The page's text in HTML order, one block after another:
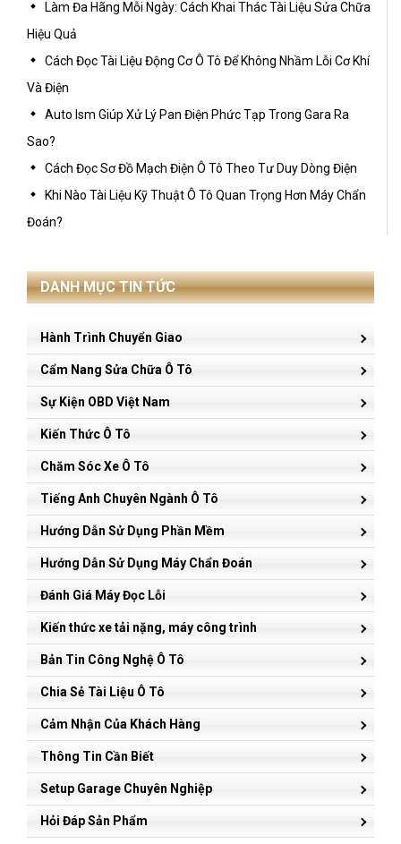
Làm Đa Hãng Mỗi Ngày: Cách Khai Thác Tài Liệu Sửa Chữa
Hiệu Quả
Cách Đọc Tài Liệu Động Cơ Ô Tô Để Không Nhầm Lỗi Cơ Khí
Và Điện
Auto Ism Giúp Xử Lý Pan Điện Phức Tạp Trong Gara Ra
Sao?
Cách Đọc Sơ Đồ Mạch Điện Ô Tô Theo Tư Duy Dòng Điện
Khi Nào Tài Liệu Kỹ Thuật Ô Tô Quan Trọng Hơn Máy Chẩn
Đoán?
DANH MỤC TIN TỨC
Hành Trình Chuyển Giao
Cẩm Nang Sửa Chữa Ô Tô
Sự Kiện OBD Việt Nam
Kiến Thức Ô Tô
Chăm Sóc Xe Ô Tô
Tiếng Anh Chuyên Ngành Ô Tô
Hướng Dẫn Sử Dụng Phần Mềm
Hướng Dẫn Sử Dụng Máy Chẩn Đoán
Đánh Giá Máy Đọc Lỗi
Kiến thức xe tải nặng, máy công trình
Bản Tin Công Nghệ Ô Tô
Chia Sẻ Tài Liệu Ô Tô
Cảm Nhận Của Khách Hàng
Thông Tin Cần Biết
Setup Garage Chuyên Nghiệp
Hỏi Đáp Sản Phẩm